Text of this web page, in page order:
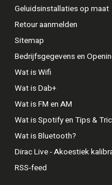
Geluidsinstallaties op maat
Retour aanmelden
Sitemap
Bedrijfsgegevens en
Wat is Wifi
Wat is Dab+
Wat is FM en AM
Wat is Spotify en Tips &
Wat is Bluetooth?
Dirac Live - Akoestiek
RSS-feed